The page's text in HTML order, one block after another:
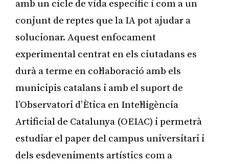
amb un cicle de vida específic i com a un
conjunt de reptes que la IA pot ajudar a
solucionar. Aquest enfocament
experimental centrat en els ciutadans es
durà a terme en col·laboració amb els
municipis catalans i amb el suport de
l’Observatori d’Ètica en Intel·ligència
Artificial de Catalunya (OEIAC) i permetrà
estudiar el paper del campus universitari i
dels esdeveniments artístics com a